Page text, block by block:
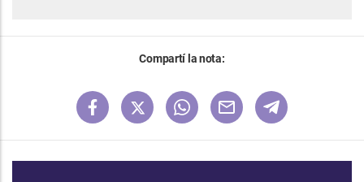
Compartí la nota: